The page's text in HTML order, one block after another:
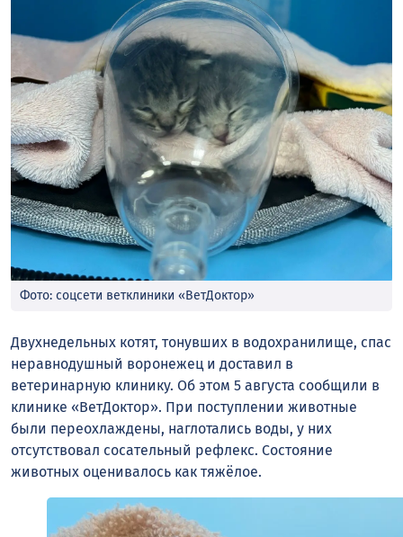
Фото: соцсети ветклиники «ВетДоктор»
Двухнедельных котят, тонувших в водохранилище, спас
неравнодушный воронежец и доставил в
ветеринарную клинику. Об этом 5 августа сообщили в
клинике «ВетДоктор». При поступлении животные
были переохлаждены, наглотались воды, у них
отсутствовал сосательный рефлекс. Состояние
животных оценивалось как тяжёлое.